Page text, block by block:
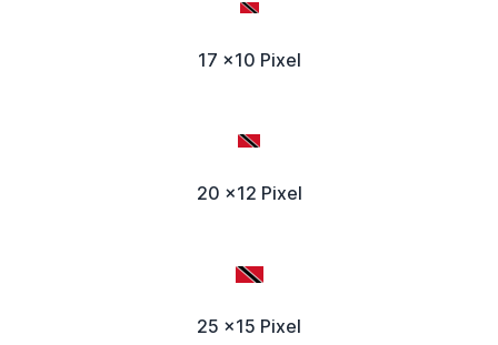
17 x10 Pixel
20 x12 Pixel
25 x15 Pixel